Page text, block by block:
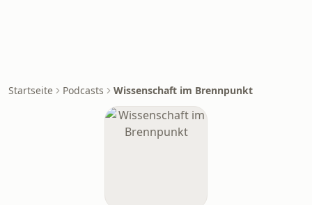
Startseite Podcasts Wissenschaft im Brennpunkt